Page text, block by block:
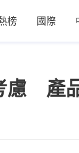
榜 國際
慮 產